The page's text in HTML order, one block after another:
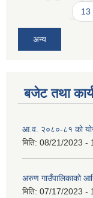
13
अन्य
बजेट तथा
आ.व. २०८०-८१ को
मिति: 08/21/2023 -
अरुण गाउँपालिकाको
मिति: 07/17/2023 -